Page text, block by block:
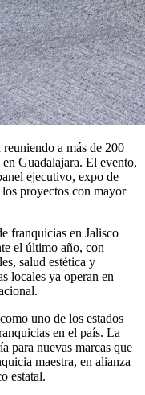
a más de 200
Guadalajara. El evento,
ejecutivo, expo de
proyectos con mayor
franquicias en Jalisco
el último año, con
salud estética y
locales ya operan en
uno de los estados
en el país. La
para nuevas marcas que
maestra, en alianza
estatal.